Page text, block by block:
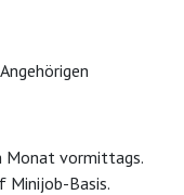
Monat vormittags.
Minijob-Basis.